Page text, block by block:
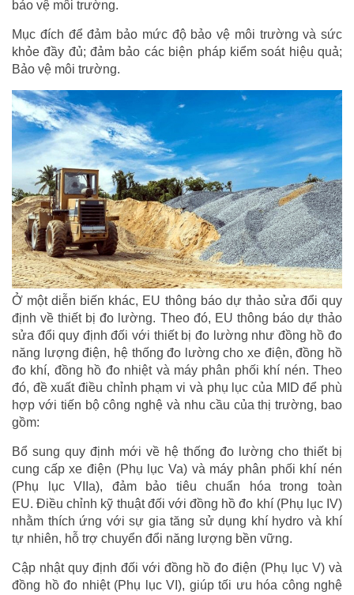
bảo vệ môi trường.
Mục đích để đảm bảo mức độ bảo vệ môi trường và sức
khỏe đầy đủ; đảm bảo các biện pháp kiểm soát hiệu quả;
Bảo vệ môi trường.
Ở một diễn biến khác, EU thông báo dự thảo sửa đổi quy
định về thiết bị đo lường. Theo đó, EU thông báo dự thảo
sửa đổi quy định đối với thiết bị đo lường như đồng hồ đo
năng lượng điện, hệ thống đo lường cho xe điện, đồng hồ
đo khí, đồng hồ đo nhiệt và máy phân phối khí nén. Theo
đó, đề xuất điều chỉnh phạm vi và phụ lục của MID để phù
hợp với tiến bộ công nghệ và nhu cầu của thị trường, bao
gồm:
Bổ sung quy định mới về hệ thống đo lường cho thiết bị
cung cấp xe điện (Phụ lục Va) và máy phân phối khí nén
(Phụ lục VIIa), đảm bảo tiêu chuẩn hóa trong toàn
EU. Điều chỉnh kỹ thuật đối với đồng hồ đo khí (Phụ lục IV)
nhằm thích ứng với sự gia tăng sử dụng khí hydro và khí
tự nhiên, hỗ trợ chuyển đổi năng lượng bền vững.
Cập nhật quy định đối với đồng hồ đo điện (Phụ lục V) và
đồng hồ đo nhiệt (Phụ lục VI), giúp tối ưu hóa công nghệ